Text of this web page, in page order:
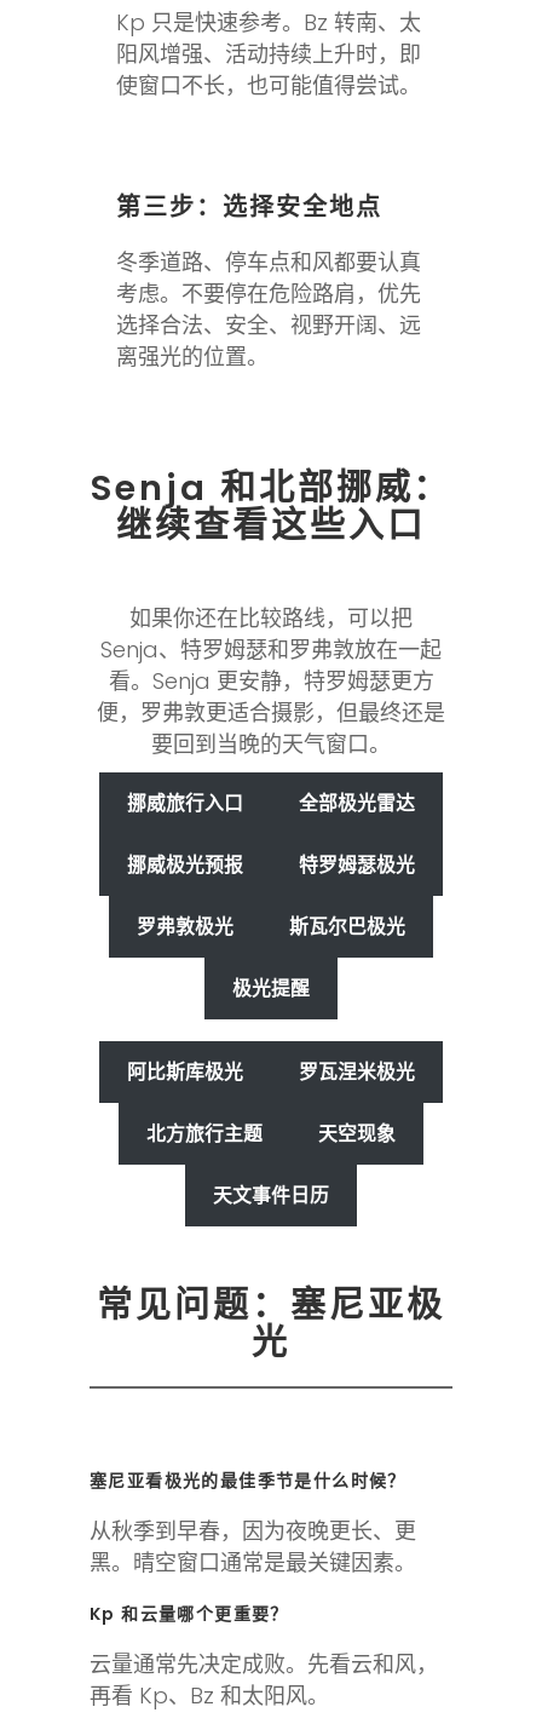
Kp 只是快速参考。Bz 转南、太
阳风增强、活动持续上升时，即
使窗口不长，也可能值得尝试。
第三步：选择安全地点
冬季道路、停车点和风都要认真
考虑。不要停在危险路肩，优先
选择合法、安全、视野开阔、远
离强光的位置。
Senja 和北部挪威：
继续查看这些入口
如果你还在比较路线，可以把
Senja、特罗姆瑟和罗弗敦放在一起
看。Senja 更安静，特罗姆瑟更方
便，罗弗敦更适合摄影，但最终还是
要回到当晚的天气窗口。
挪威旅行入口 全部极光雷达
挪威极光预报 特罗姆瑟极光
罗弗敦极光 斯瓦尔巴极光
极光提醒
阿比斯库极光 罗瓦涅米极光
北方旅行主题 天空现象
天文事件日历
常见问题：塞尼亚极
光
塞尼亚看极光的最佳季节是什么时候？
从秋季到早春，因为夜晚更长、更
黑。晴空窗口通常是最关键因素。
Kp 和云量哪个更重要？
云量通常先决定成败。先看云和风，
再看 Kp、Bz 和太阳风。